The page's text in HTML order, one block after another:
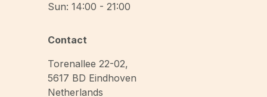
Sun: 14:00 - 21:00
Contact
Torenallee 22-02,
5617 BD Eindhoven
Netherlands